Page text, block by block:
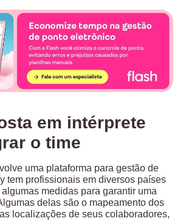
em intérprete
o time
uma plataforma para gestão de
tem profissionais em diversos países
medidas para garantir uma
delas são o mapeamento dos
localizações de seus colaboradores,